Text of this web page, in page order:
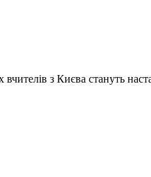
з Києва стануть